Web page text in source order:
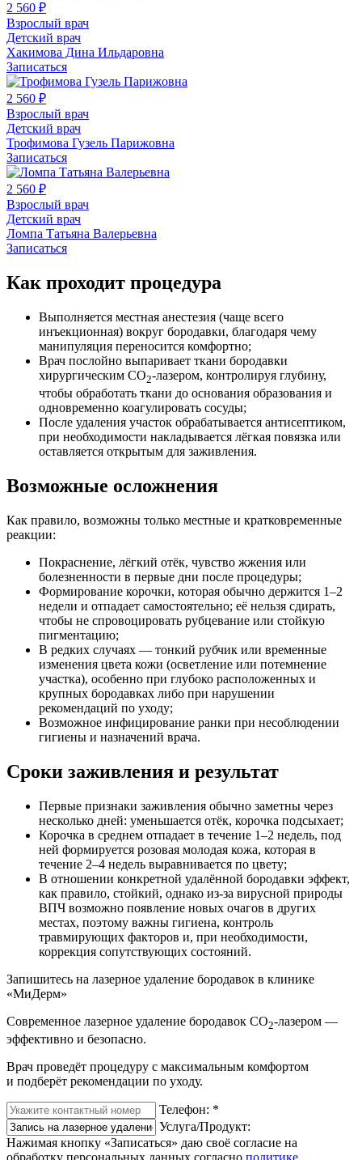
2 560 ₽
Взрослый врач
Детский врач
Хакимова Дина Ильдаровна
Записаться
2 560 ₽
Взрослый врач
Детский врач
Трофимова Гузель Парижовна
Записаться
2 560 ₽
Взрослый врач
Детский врач
Ломпа Татьяна Валерьевна
Записаться
Как проходит процедура
Выполняется местная анестезия (чаще всего
инъекционная) вокруг бородавки, благодаря чему
манипуляция переносится комфортно;
Врач послойно выпаривает ткани бородавки
хирургическим СО2‑лазером, контролируя глубину,
чтобы обработать ткани до основания образования и
одновременно коагулировать сосуды;
После удаления участок обрабатывается антисептиком,
при необходимости накладывается лёгкая повязка или
оставляется открытым для заживления.
Возможные осложнения
Как правило, возможны только местные и кратковременные
реакции:
Покраснение, лёгкий отёк, чувство жжения или
болезненности в первые дни после процедуры;
Формирование корочки, которая обычно держится 1–2
недели и отпадает самостоятельно; её нельзя сдирать,
чтобы не спровоцировать рубцевание или стойкую
пигментацию;
В редких случаях — тонкий рубчик или временные
изменения цвета кожи (осветление или потемнение
участка), особенно при глубоко расположенных и
крупных бородавках либо при нарушении
рекомендаций по уходу;
Возможное инфицирование ранки при несоблюдении
гигиены и назначений врача.
Сроки заживления и результат
Первые признаки заживления обычно заметны через
несколько дней: уменьшается отёк, корочка подсыхает;
Корочка в среднем отпадает в течение 1–2 недель, под
ней формируется розовая молодая кожа, которая в
течение 2–4 недель выравнивается по цвету;
В отношении конкретной удалённой бородавки эффект,
как правило, стойкий, однако из‑за вирусной природы
ВПЧ возможно появление новых очагов в других
местах, поэтому важны гигиена, контроль
травмирующих факторов и, при необходимости,
коррекция сопутствующих состояний.
Запишитесь на лазерное удаление бородавок в клинике
«МиДерм»
Современное лазерное удаление бородавок СО2‑лазером —
эффективно и безопасно.
Врач проведёт процедуру с максимальным комфортом
и подберёт рекомендации по уходу.
Телефон: *
Услуга/Продукт:
Нажимая кнопку «Записаться» даю своё согласие на
обработку персональных данных согласно политике